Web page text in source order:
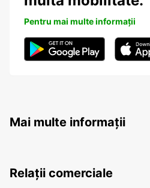
Pentru mai multe informații
Mai multe informații
Relații comerciale